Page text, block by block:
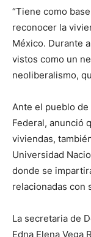
“Tiene como
reconocer la
México. Durante
vistos como un
neoliberalismo,
Ante el pueblo de
Federal, anunció
viviendas,
Universidad
donde se
relacionadas con
La secretaria de
Edna Elena Vega